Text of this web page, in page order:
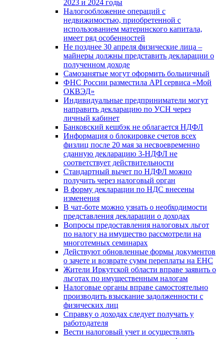
2023 и 2024 годы
Налогообложение операций с
недвижимостью, приобретенной с
использованием материнского капитала,
имеет ряд особенностей
Не позднее 30 апреля физические лица –
майнеры должны представить декларации о
полученном доходе
Самозанятые могут оформить больничный
ФНС России разместила API сервиса «Мой
ОКВЭД»
Индивидуальные предприниматели могут
направить декларацию по УСН через
личный кабинет
Банковский кешбэк не облагается НДФЛ
Информация о блокировке счетов всех
физлиц после 20 мая за несвоевременно
сданную декларацию 3-НДФЛ не
соответствует действительности
Стандартный вычет по НДФЛ можно
получить через налоговый орган
В форму декларации по НДС внесены
изменения
В чат-боте можно узнать о необходимости
представления декларации о доходах
Вопросы предоставления налоговых льгот
по налогу на имущество рассмотрели на
многотемных семинарах
Действуют обновленные формы документов
о зачете и возврате сумм переплаты на ЕНС
Жители Иркутской области вправе заявить о
льготах по имущественным налогам
Налоговые органы вправе самостоятельно
производить взыскание задолженности с
физических лиц
Справку о доходах следует получать у
работодателя
Вести налоговый учет и осуществлять